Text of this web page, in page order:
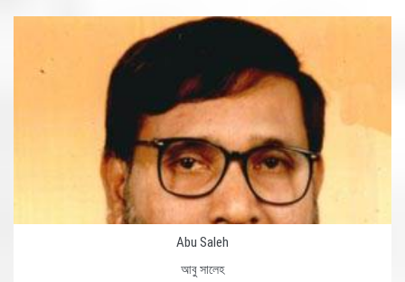
Abu Saleh
আবু সালেহ